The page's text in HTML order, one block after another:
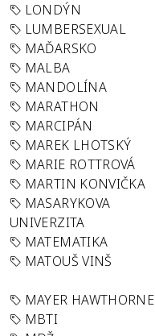
LONDÝN
LUMBERSEXUAL
MAĎARSKO
MALBA
MANDOLÍNA
MARATHON
MARCIPÁN
MAREK LHOTSKÝ
MARIE ROTTROVÁ
MARTIN KONVIČKA
MASARYKOVA
UNIVERZITA
MATEMATIKA
MATOUŠ VINŠ
MAYER HAWTHORNE
MBTI